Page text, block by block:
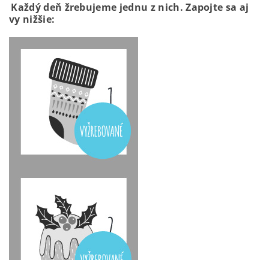
Každý deň žrebujeme jednu z nich. Zapojte sa aj
vy nižšie: